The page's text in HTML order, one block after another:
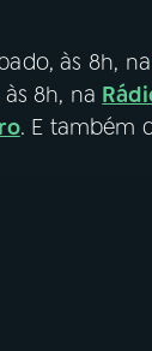
às 8h, na
8h, na
. E também